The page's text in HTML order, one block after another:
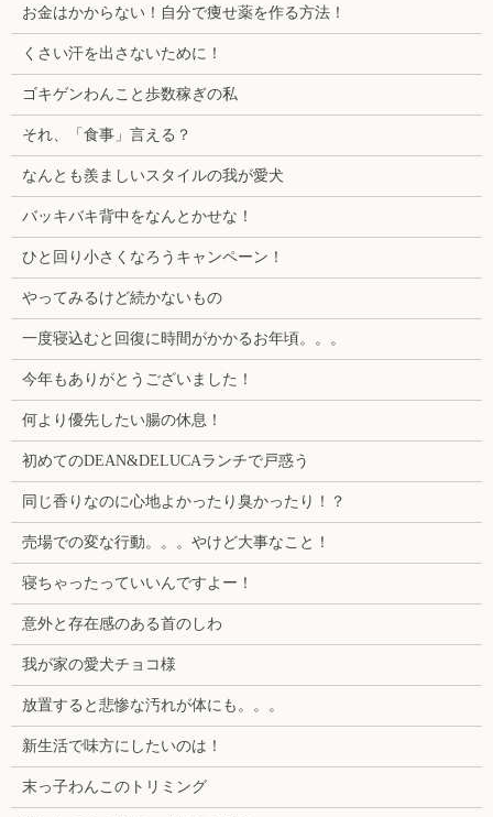
お金はかからない！自分で痩せ薬を作る方法！
くさい汗を出さないために！
ゴキゲンわんこと歩数稼ぎの私
それ、「食事」言える？
なんとも羨ましいスタイルの我が愛犬
バッキバキ背中をなんとかせな！
ひと回り小さくなろうキャンペーン！
やってみるけど続かないもの
一度寝込むと回復に時間がかかるお年頃。。。
今年もありがとうございました！
何より優先したい腸の休息！
初めてのDEAN&DELUCAランチで戸惑う
同じ香りなのに心地よかったり臭かったり！？
売場での変な行動。。。やけど大事なこと！
寝ちゃったっていいんですよー！
意外と存在感のある首のしわ
我が家の愛犬チョコ様
放置すると悲惨な汚れが体にも。。。
新生活で味方にしたいのは！
末っ子わんこのトリミング